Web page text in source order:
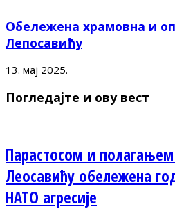
Обележена храмовна и
Лепосавићу
13. мај 2025.
Погледајте и ову вест
Парастосом и
Леосавићу обележена
НАТО агресије